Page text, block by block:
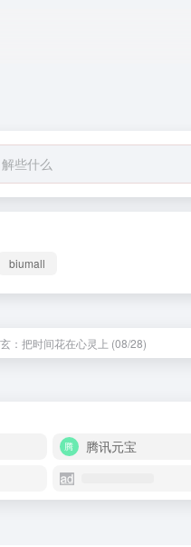
biumall
：把时间花在心灵上 (08/28)
腾讯元宝